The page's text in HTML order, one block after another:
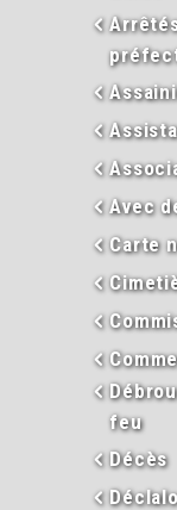
Avec
Carte
feu
Décès